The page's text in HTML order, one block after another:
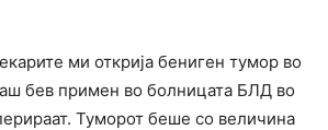
ми открија бениген тумор во
бев примен во болницата БЛД во
Туморот беше со величина